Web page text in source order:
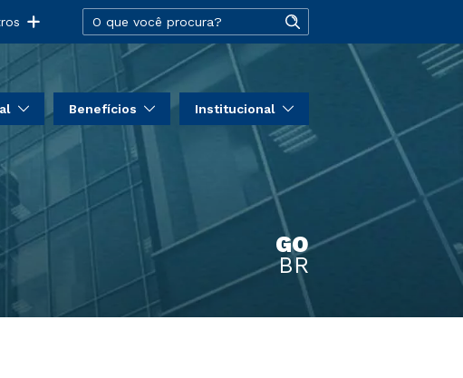
Benefícios Institucional
GO
BR